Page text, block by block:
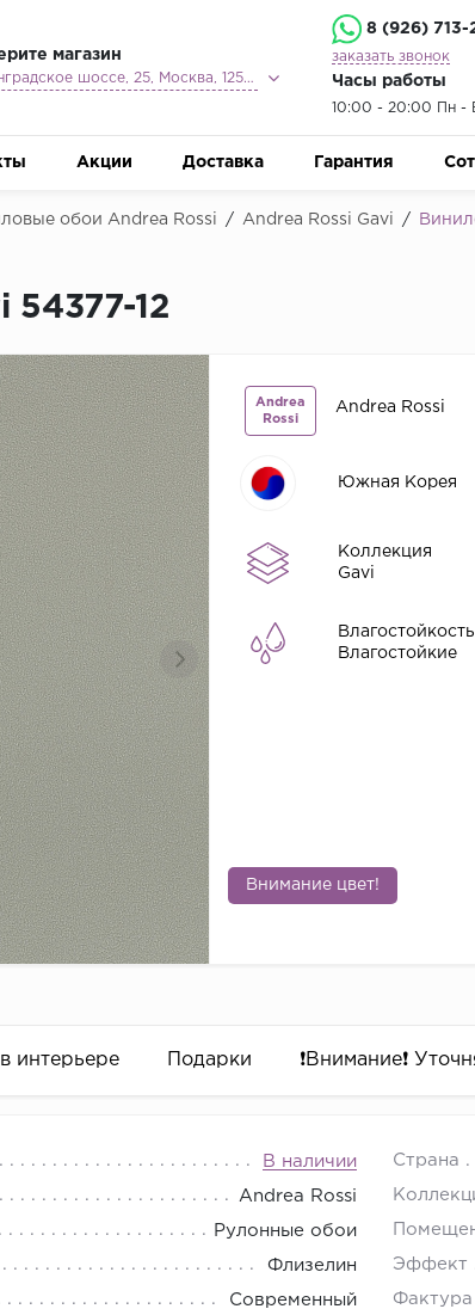
магазин
Ленинградское шоссе, 25, Москва, 125212
8 (926) 713-
заказать звонок
Часы работы
10:00 - 20:00 Пн -
Акции Доставка Гарантия
обои Andrea Rossi / Andrea Rossi Gavi /
54377-12
Andrea
Rossi
Andrea Rossi
Южная Корея
Коллекция
Gavi
Влагостойкость
Влагостойкие
Внимание цвет!
интерьере Подарки ❗️Внимание❗️
В наличии Страна
Andrea Rossi
Рулонные обои
Флизелин Эффект
Современный Фактура